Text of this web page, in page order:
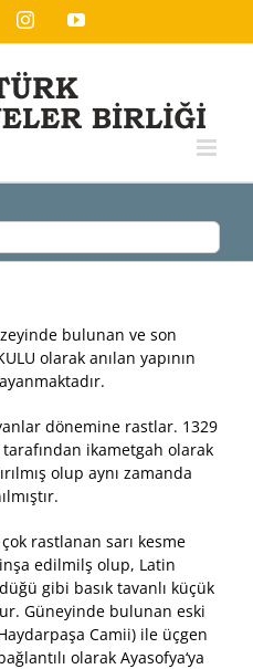
InstagramYouTube
bulunan ve son
olarak anılan yapının
dönemine rastlar. 1329
ikametgah olarak
olup aynı zamanda
çok rastlanan sarı kesme
edilmilş olup, Latin
gibi basık tavanlı küçük
Güneyinde bulunan eski
Camii) ile üçgen
olarak Ayasofya‘ya